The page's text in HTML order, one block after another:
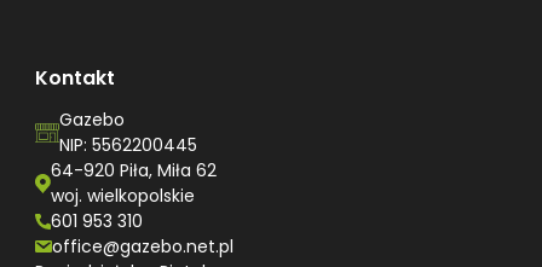
Kontakt
Gazebo
NIP: 5562200445
64-920 Piła, Miła 62
woj. wielkopolskie
601 953 310
office@gazebo.net.pl